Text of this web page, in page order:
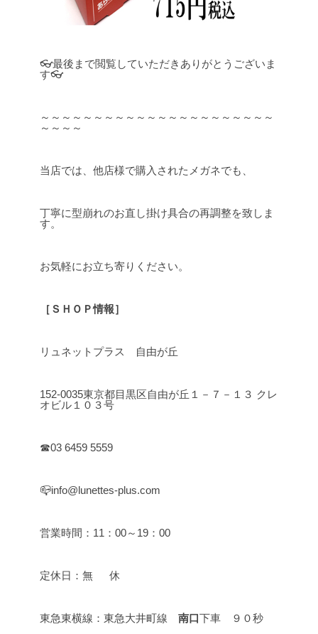
👓最後まで閲覧していただきありがとうございま
す👓
～～～～～～～～～～～～～～～～～～～～～～
～～～～
当店では、他店様で購入されたメガネでも、
丁寧に型崩れのお直し掛け具合の再調整を致しま
す。
お気軽にお立ち寄りください。
［ＳＨＯＰ情報］
リュネットプラス 自由が丘
152-0035東京都目黒区自由が丘１－７－１３ クレ
オビル１０３号
☎03 6459 5559
📪info@lunettes-plus.com
営業時間：11：00～19：00
定休日：無 休
東急東横線：東急大井町線 南口下車 ９０秒